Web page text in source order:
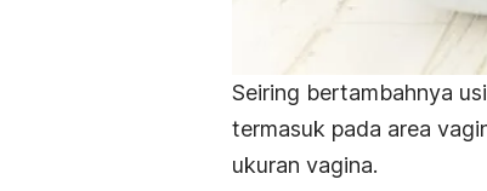
Seiring bertambahnya
termasuk pada area
ukuran vagina.